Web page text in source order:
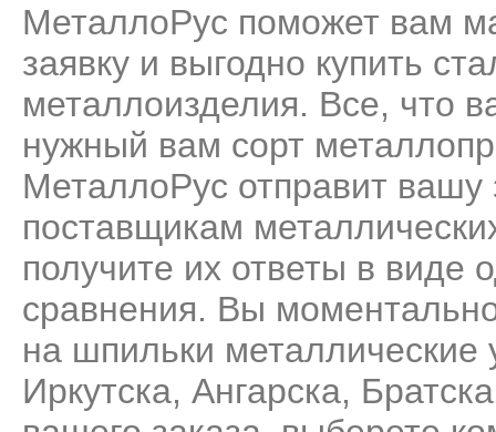
МеталлоРус поможет вам
заявку и выгодно купить
металлоизделия. Все, что
нужный вам сорт
МеталлоРус отправит
поставщикам
получите их ответы в виде
сравнения. Вы
на шпильки металлические
Иркутска, Ангарска,